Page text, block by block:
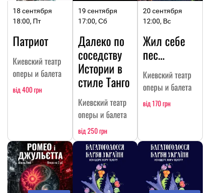
18 сентября
18:00, Пт
Патриот
Киевский театр
оперы и балета
від 400 грн
19 сентября
17:00, Сб
Далеко по
соседству
Истории в
стиле Танго
Киевский театр
оперы и балета
від 250 грн
20 сентября
12:00, Вс
Жил себе
пес…
Киевский театр
оперы и балета
від 170 грн